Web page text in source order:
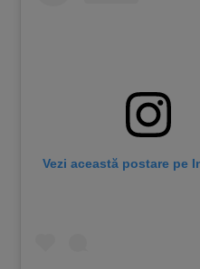
Vezi această postare pe